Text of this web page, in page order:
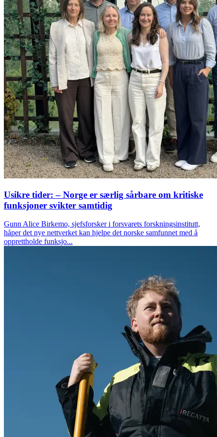
Usikre tider: – Norge er særlig sårbare om kritiske
funksjoner svikter samtidig
Gunn Alice Birkemo, sjefsforsker i forsvarets forskningsinstitutt,
håper det nye nettverket kan hjelpe det norske samfunnet med å
opprettholde funksjo...